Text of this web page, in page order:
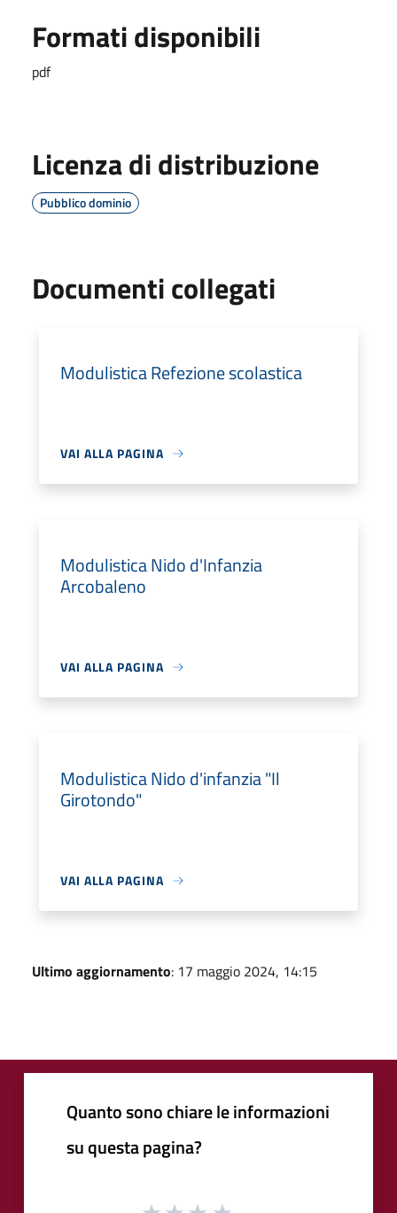
Formati disponibili
pdf
Licenza di distribuzione
Pubblico dominio
Documenti collegati
Modulistica Refezione scolastica
VAI ALLA PAGINA
Modulistica Nido d'Infanzia
Arcobaleno
VAI ALLA PAGINA
Modulistica Nido d'infanzia "Il
Girotondo"
VAI ALLA PAGINA
Ultimo aggiornamento: 17 maggio 2024, 14:15
Quanto sono chiare le informazioni
su questa pagina?